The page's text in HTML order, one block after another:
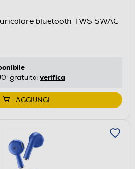
bluetooth TWS SWAG
gratuito: verifica
AGGIUNGI